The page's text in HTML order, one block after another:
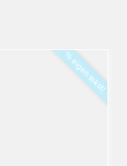
% eigen tekst!